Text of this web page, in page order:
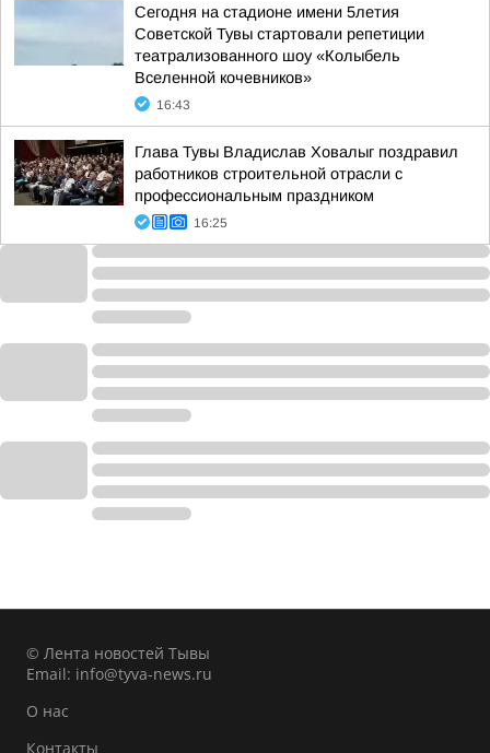
Сегодня на стадионе имени 5летия
Советской Тувы стартовали репетиции
театрализованного шоу «Колыбель
Вселенной кочевников»
16:43
Глава Тувы Владислав Ховалыг поздравил
работников строительной отрасли с
профессиональным праздником
16:25
© Лента новостей Тывы
Email: info@tyva-news.ru
О нас
Контакты